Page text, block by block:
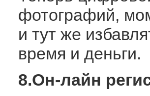
фотографий,
и тут же
время и деньги.
8.Он-лайн